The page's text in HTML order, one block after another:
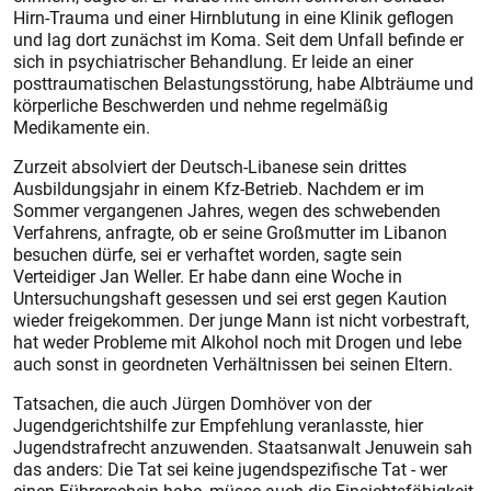
Hirn-Trauma und einer Hirnblutung in eine Klinik geflogen
und lag dort zunächst im Koma. Seit dem Unfall befinde er
sich in psychiatrischer Behandlung. Er leide an einer
posttraumatischen Belastungsstörung, habe Albträume und
körperliche Beschwerden und nehme regelmäßig
Medikamente ein.
Zurzeit absolviert der Deutsch-Libanese sein drittes
Ausbildungsjahr in einem Kfz-Betrieb. Nachdem er im
Sommer vergangenen Jahres, wegen des schwebenden
Verfahrens, anfragte, ob er seine Großmutter im Libanon
besuchen dürfe, sei er verhaftet worden, sagte sein
Verteidiger Jan Weller. Er habe dann eine Woche in
Untersuchungshaft gesessen und sei erst gegen Kaution
wieder freigekommen. Der junge Mann ist nicht vorbestraft,
hat weder Probleme mit Alkohol noch mit Drogen und lebe
auch sonst in geordneten Verhältnissen bei seinen Eltern.
Tatsachen, die auch Jürgen Domhöver von der
Jugendgerichtshilfe zur Empfehlung veranlasste, hier
Jugendstrafrecht anzuwenden. Staatsanwalt Jenuwein sah
das anders: Die Tat sei keine jugendspezifische Tat - wer